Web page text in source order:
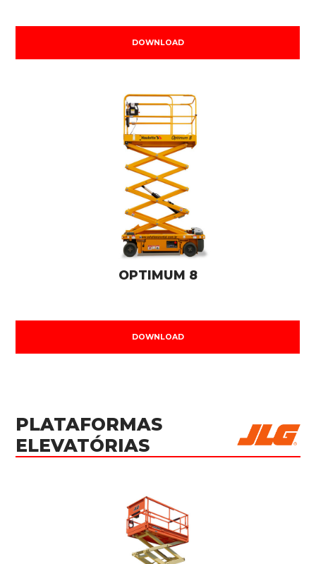
DOWNLOAD
OPTIMUM 8
DOWNLOAD
PLATAFORMAS
ELEVATÓRIAS